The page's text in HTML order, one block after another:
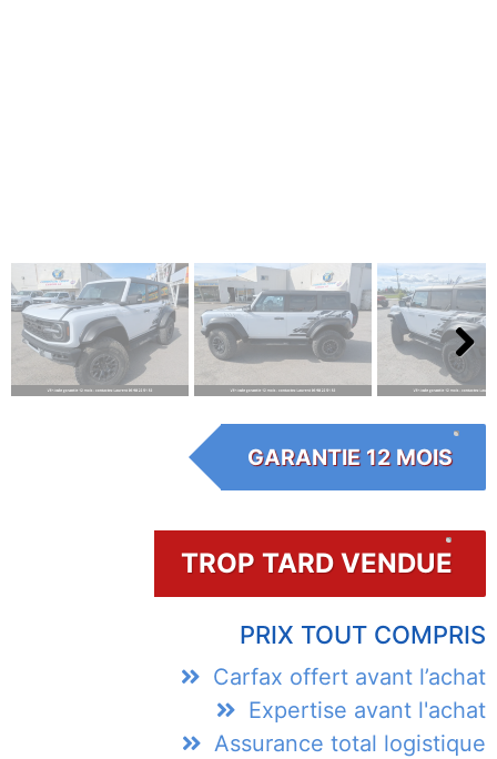
Next
GARANTIE 12 MOIS
TROP TARD VENDUE
PRIX TOUT COMPRIS
Carfax offert avant l’achat
Expertise avant l'achat
Assurance total logistique